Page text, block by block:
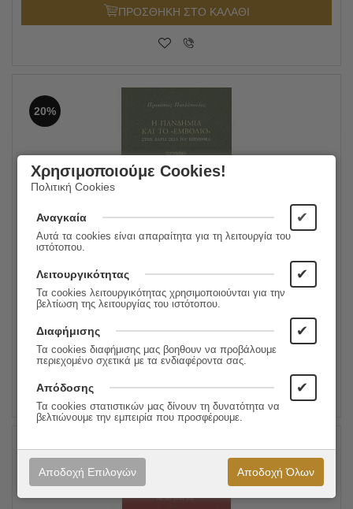
ΠΡΟΣΘΗΚΗ ΣΤΟ ΚΑΛΑΘΙ
20%
Συγγραφέας:Προκόπης Παυλόπουλος
Εκδόσεις:Gutenberg - Γιώργος & Κώστας
ΠΡΟΣΘΗΚΗ ΣΤΟ ΚΑΛΑΘΙ
Χρησιμοποιούμε Cookies!
Πολιτική Cookies
Αναγκαία ✔
Αυτά τα cookies είναι απαραίτητα για τη λειτουργία του
ιστότοπου.
Λειτουργικότητας ✔
Τα cookies λειτουργικότητας χρησιμοποιούνται για την
βελτίωση της λειτουργίας του ιστότοπου.
Διαφήμισης ✔
Τα cookies διαφήμισης μας βοηθουν να προβάλουμε
περιεχομένο σχετικά με τα ενδιαφέροντα σας.
Απόδοσης ✔
Τα cookies στατιστικών μας δίνουν τη δυνατότητα να
βελτιώνουμε την εμπειρία που προσφέρουμε.
Αποδοχή Επιλογών Αποδοχή Όλων